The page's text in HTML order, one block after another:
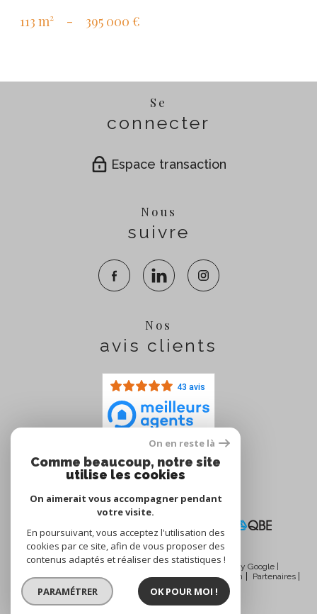
113 m²
- 395 000 €
Se
connecter
Espace transaction
Nous
suivre
Nos
avis clients
43 avis
Nous
adhérons
© 2026 | Tous droits réservés | Traduction powered by Google |
Nos honoraires
Plan du site Mentions légales Admin
Partenaires
Politique RGPD
Cookies
On en reste là
Comme beaucoup, notre site
utilise les cookies
On aimerait vous accompagner pendant
votre visite.
En poursuivant, vous acceptez l'utilisation des
cookies par ce site, afin de vous proposer des
contenus adaptés et réaliser des statistiques !
PARAMÉTRER OK POUR MOI !